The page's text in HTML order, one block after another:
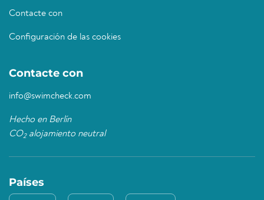
Contacte con
Configuración de las cookies
Contacte con
info@swimcheck.com
Hecho en Berlín
CO2alojamiento neutral
Países